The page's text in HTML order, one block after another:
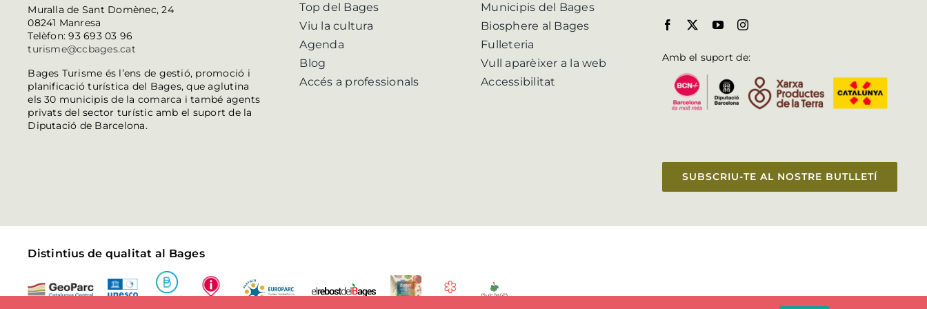
Muralla de Sant Domènec, 24
08241 Manresa
Telèfon: 93 693 03 96
turisme@ccbages.cat
Bages Turisme és l’ens de gestió, promoció i
planificació turística del Bages, que aglutina
els 30 municipis de la comarca i també agents
privats del sector turístic amb el suport de la
Diputació de Barcelona.
Top del Bages
Viu la cultura
Agenda
Blog
Accés a professionals
Municipis del Bages
Biosphere al Bages
Fulleteria
Vull aparèixer a la web
Accessibilitat
Amb el suport de:
SUBSCRIU-TE AL NOSTRE BUTLLETÍ
Distintius de qualitat al Bages